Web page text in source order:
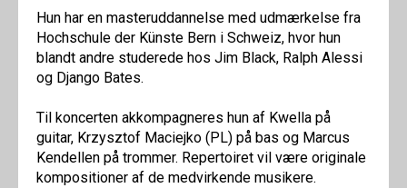
Hun har en masteruddannelse med udmærkelse fra
Hochschule der Künste Bern i Schweiz, hvor hun
blandt andre studerede hos Jim Black, Ralph Alessi
og Django Bates.
Til koncerten akkompagneres hun af Kwella på
guitar, Krzysztof Maciejko (PL) på bas og Marcus
Kendellen på trommer. Repertoiret vil være originale
kompositioner af de medvirkende musikere.